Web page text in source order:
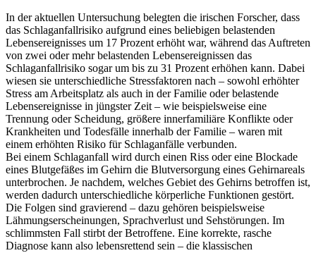
In der aktuellen Untersuchung belegten die irischen Forscher, dass
das Schlaganfallrisiko aufgrund eines beliebigen belastenden
Lebensereignisses um 17 Prozent erhöht war, während das Auftreten
von zwei oder mehr belastenden Lebensereignissen das
Schlaganfallrisiko sogar um bis zu 31 Prozent erhöhen kann. Dabei
wiesen sie unterschiedliche Stressfaktoren nach – sowohl erhöhter
Stress am Arbeitsplatz als auch in der Familie oder belastende
Lebensereignisse in jüngster Zeit – wie beispielsweise eine
Trennung oder Scheidung, größere innerfamiliäre Konflikte oder
Krankheiten und Todesfälle innerhalb der Familie – waren mit
einem erhöhten Risiko für Schlaganfälle verbunden.
Bei einem Schlaganfall wird durch einen Riss oder eine Blockade
eines Blutgefäßes im Gehirn die Blutversorgung eines Gehirnareals
unterbrochen. Je nachdem, welches Gebiet des Gehirns betroffen ist,
werden dadurch unterschiedliche körperliche Funktionen gestört.
Die Folgen sind gravierend – dazu gehören beispielsweise
Lähmungserscheinungen, Sprachverlust und Sehstörungen. Im
schlimmsten Fall stirbt der Betroffene. Eine korrekte, rasche
Diagnose kann also lebensrettend sein – die klassischen